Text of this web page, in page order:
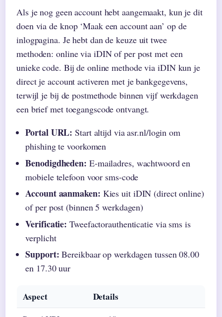
Als je nog geen account hebt aangemaakt, kun je dit
doen via de knop ‘Maak een account aan’ op de
inlogpagina. Je hebt dan de keuze uit twee
methoden: online via iDIN of per post met een
unieke code. Bij de online methode via iDIN kun je
direct je account activeren met je bankgegevens,
terwijl je bij de postmethode binnen vijf werkdagen
een brief met toegangscode ontvangt.
Portal URL: Start altijd via asr.nl/login om
phishing te voorkomen
Benodigdheden: E-mailadres, wachtwoord en
mobiele telefoon voor sms-code
Account aanmaken: Kies uit iDIN (direct online)
of per post (binnen 5 werkdagen)
Verificatie: Tweefactorauthenticatie via sms is
verplicht
Support: Bereikbaar op werkdagen tussen 08.00
en 17.30 uur
Aspect Details